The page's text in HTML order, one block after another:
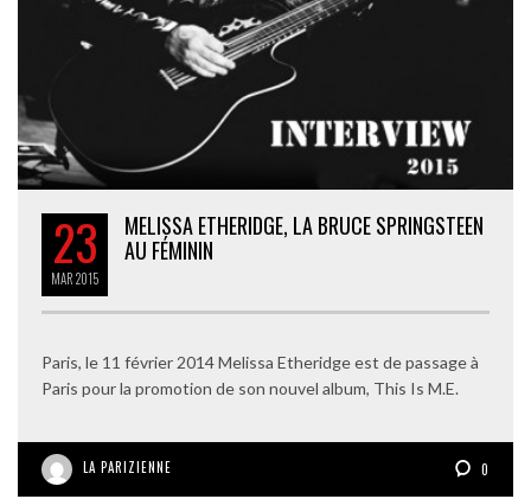
23
MAR2015
MELISSA ETHERIDGE, LA BRUCE SPRINGSTEEN
AU FÉMININ
Paris, le 11 février 2014 Melissa Etheridge est de passage à
Paris pour la promotion de son nouvel album, This Is M.E.
LA PARIZIENNE 0